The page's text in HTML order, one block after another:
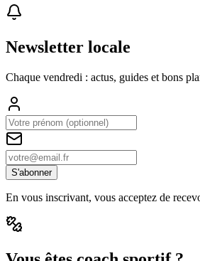
Newsletter locale
Chaque vendredi : actus, guides et bons
S'abonner
En vous inscrivant, vous acceptez de